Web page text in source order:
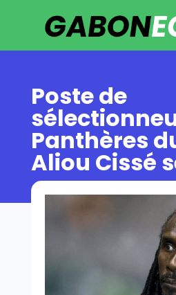
Poste de
Panthères
Aliou Cissé